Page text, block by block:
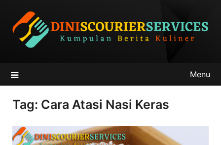
content
Menu
Tag: Cara Atasi Nasi Keras